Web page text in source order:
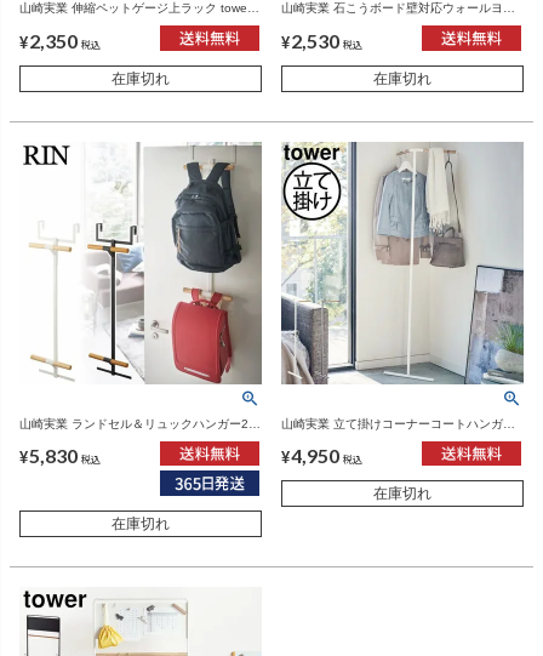
山崎実業 伸縮ペットゲージ上ラック tower
用 オプションパーツ | インテリア雑貨・タ
ワーシリーズ
¥2,350 税込
在庫切れ
山崎実業 石こうボード壁対応ウォールヨガ
マットハンガー タワー tower | インテリア雑
貨・タワーシリーズ
¥2,530 税込
在庫切れ
山崎実業 ランドセル＆リュックハンガー2段
¥5,830 税込
在庫切れ
山崎実業 立て掛けコーナーコートハンガー
ーズ
¥4,950 税込
在庫切れ